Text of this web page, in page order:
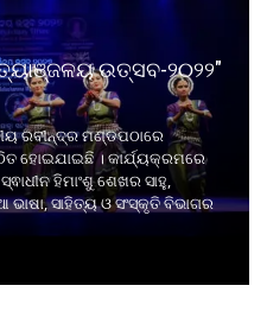
ଉତ୍ସବ-୨୦୨୨"
ରବୀନ୍ଦ୍ର ମଣ୍ଡପଠାରେ
ହୋଇଯାଇଛି । କାର୍ଯ୍ୟକ୍ରମରେ
ହିମାଂଶୁ ଶେଖର ସାହୁ,
ସାହିତ୍ୟ ଓ ସଂସ୍କୃତି ବିଭାଗର